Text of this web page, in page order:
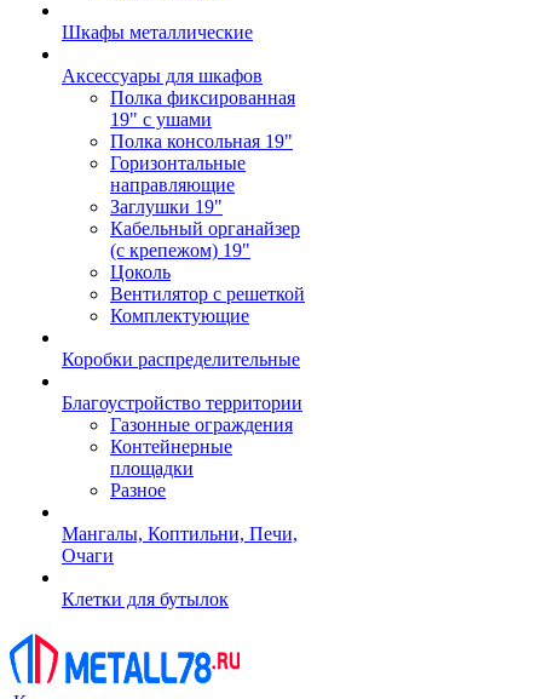
Шкафы металлические
Аксессуары для шкафов
Полка фиксированная
19" с ушами
Полка консольная 19"
Горизонтальные
направляющие
Заглушки 19"
Кабельный органайзер
(с крепежом) 19"
Цоколь
Вентилятор с решеткой
Комплектующие
Коробки распределительные
Благоустройство территории
Газонные ограждения
Контейнерные
площадки
Разное
Мангалы, Коптильни, Печи,
Очаги
Клетки для бутылок